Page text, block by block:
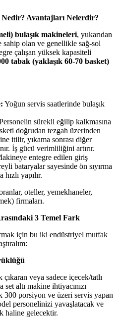
Avantajları Nelerdir?
bulaşık makineleri, yukarıdan
sahip olan ve genellikle sağ-sol
çalışan yüksek kapasiteli
tabak (yaklaşık 60-70 basket)
Yoğun servis saatlerinde bulaşık
sürekli eğilip kalkmasına
doğrudan tezgah üzerinden
itilir, yıkama sonrası diğer
İş gücü verimliliğini artırır.
entegre edilen giriş
bataryalar sayesinde ön sıyırma
yapılır.
oteller, yemekhaneler,
firmaları.
3 Temel Fark
için bu iki endüstriyel mutfak
veya sadece içecek/tatlı
altı makine ihtiyacınızı
300 porsiyon ve üzeri servis yapan
personelinizi yavaşlatacak ve
haline gelecektir.